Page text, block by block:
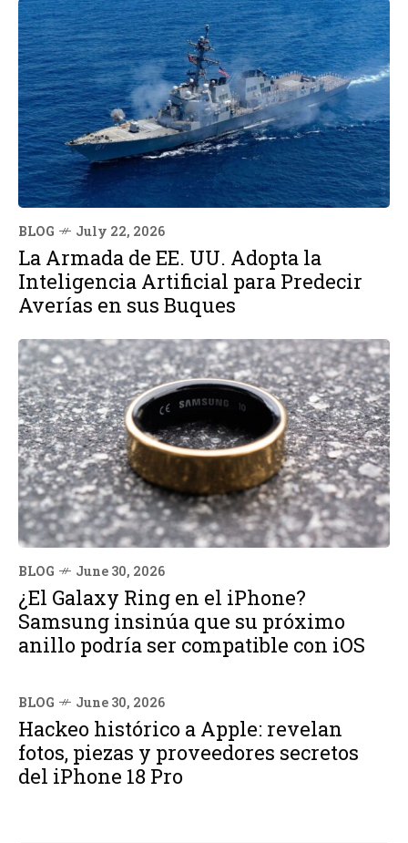
BLOG July 22, 2026
La Armada de EE. UU. Adopta la
Inteligencia Artificial para Predecir
Averías en sus Buques
BLOG June 30, 2026
¿El Galaxy Ring en el iPhone?
Samsung insinúa que su próximo
anillo podría ser compatible con iOS
BLOG June 30, 2026
Hackeo histórico a Apple: revelan
fotos, piezas y proveedores secretos
del iPhone 18 Pro